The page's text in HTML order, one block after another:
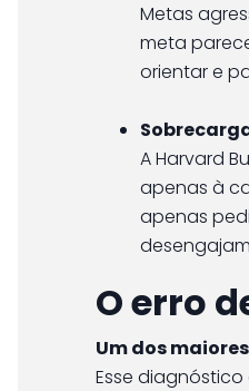
Metas
meta
orientar e
A Harvard
apenas à
apenas
O erro
Um dos
Esse